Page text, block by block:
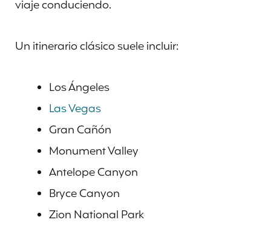
viaje conduciendo.
Un itinerario clásico suele incluir:
Los Ángeles
Las Vegas
Gran Cañón
Monument Valley
Antelope Canyon
Bryce Canyon
Zion National Park